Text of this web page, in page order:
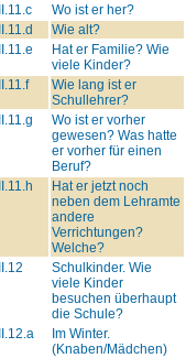
Wo ist er her?
Wie alt?
Hat er Familie? Wie
viele Kinder?
Wie lang ist er
Schullehrer?
Wo ist er vorher
gewesen? Was hatte
er vorher für einen
Beruf?
Hat er jetzt noch
neben dem Lehramte
andere
Verrichtungen?
Welche?
Schulkinder. Wie
viele Kinder
besuchen überhaupt
die Schule?
Im Winter.
(Knaben/Mädchen)